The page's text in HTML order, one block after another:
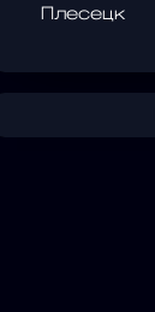
Плесецк